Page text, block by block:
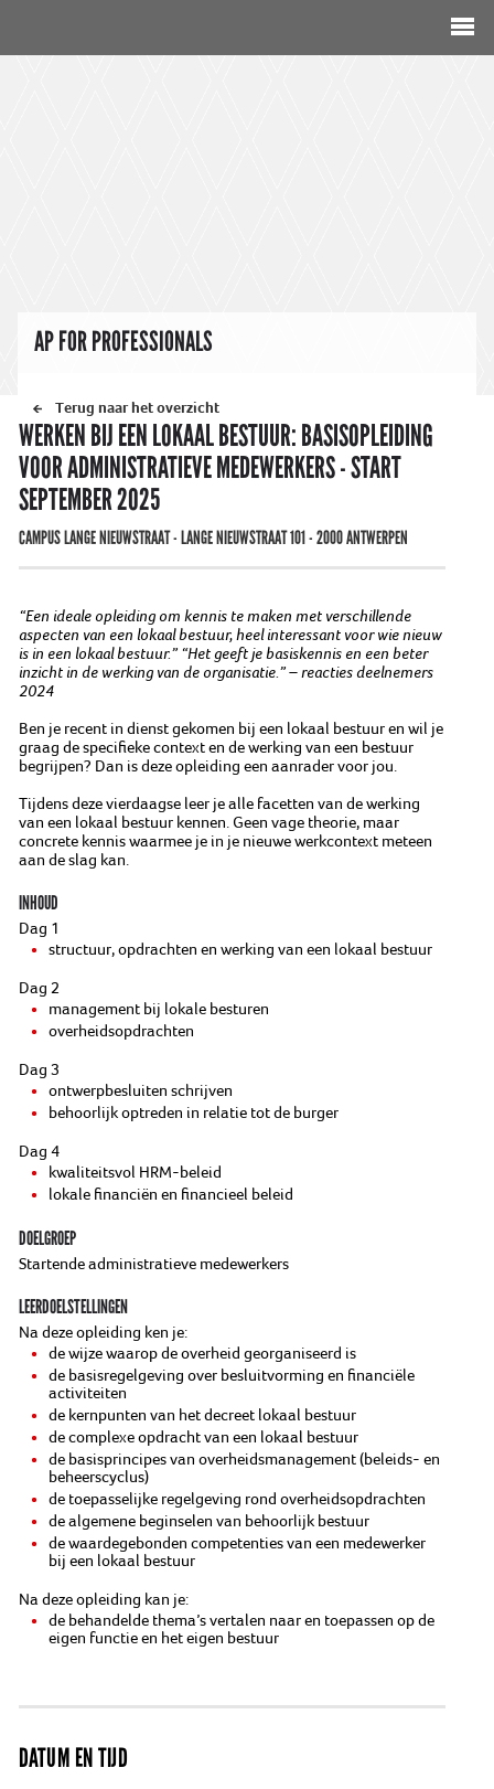
AP FOR PROFESSIONALS
Terug naar het overzicht
WERKEN BIJ EEN LOKAAL BESTUUR: BASISOPLEIDING
VOOR ADMINISTRATIEVE MEDEWERKERS - START
SEPTEMBER 2025
CAMPUS LANGE NIEUWSTRAAT - LANGE NIEUWSTRAAT 101 - 2000 ANTWERPEN
“Een ideale opleiding om kennis te maken met verschillende
aspecten van een lokaal bestuur, heel interessant voor wie nieuw
is in een lokaal bestuur.” “Het geeft je basiskennis en een beter
inzicht in de werking van de organisatie.” – reacties deelnemers
2024
Ben je recent in dienst gekomen bij een lokaal bestuur en wil je
graag de specifieke context en de werking van een bestuur
begrijpen? Dan is deze opleiding een aanrader voor jou.
Tijdens deze vierdaagse leer je alle facetten van de werking
van een lokaal bestuur kennen. Geen vage theorie, maar
concrete kennis waarmee je in je nieuwe werkcontext meteen
aan de slag kan.
INHOUD
Dag 1
structuur, opdrachten en werking van een lokaal bestuur
Dag 2
management bij lokale besturen
overheidsopdrachten
Dag 3
ontwerpbesluiten schrijven
behoorlijk optreden in relatie tot de burger
Dag 4
kwaliteitsvol HRM-beleid
lokale financiën en financieel beleid
DOELGROEP
Startende administratieve medewerkers
LEERDOELSTELLINGEN
Na deze opleiding ken je:
de wijze waarop de overheid georganiseerd is
de basisregelgeving over besluitvorming en financiële
activiteiten
de kernpunten van het decreet lokaal bestuur
de complexe opdracht van een lokaal bestuur
de basisprincipes van overheidsmanagement (beleids- en
beheerscyclus)
de toepasselijke regelgeving rond overheidsopdrachten
de algemene beginselen van behoorlijk bestuur
de waardegebonden competenties van een medewerker
bij een lokaal bestuur
Na deze opleiding kan je:
de behandelde thema’s vertalen naar en toepassen op de
eigen functie en het eigen bestuur
DATUM EN TIJD